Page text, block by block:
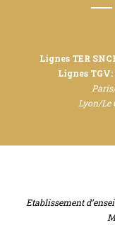
Lignes TER
Lignes
Lyon/Le
Etablissement